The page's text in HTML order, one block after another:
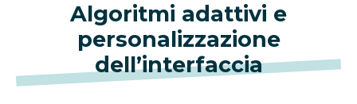
Algoritmi adattivi e
personalizzazione
dell’interfaccia